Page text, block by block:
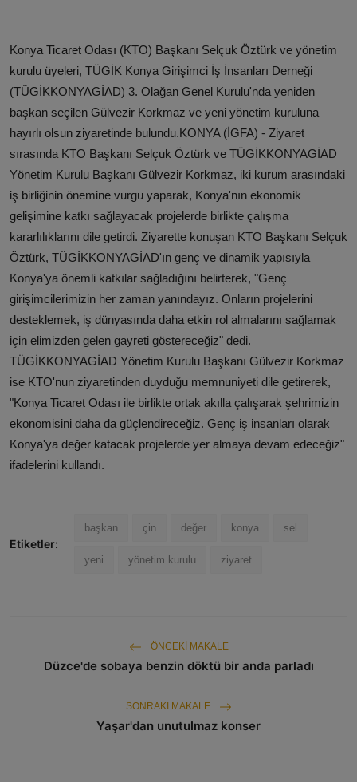
Konya Ticaret Odası (KTO) Başkanı Selçuk Öztürk ve yönetim
kurulu üyeleri, TÜGİK Konya Girişimci İş İnsanları Derneği
(TÜGİKKONYAGİAD) 3. Olağan Genel Kurulu'nda yeniden
başkan seçilen Gülvezir Korkmaz ve yeni yönetim kuruluna
hayırlı olsun ziyaretinde bulundu.KONYA (İGFA) - Ziyaret
sırasında KTO Başkanı Selçuk Öztürk ve TÜGİKKONYAGİAD
Yönetim Kurulu Başkanı Gülvezir Korkmaz, iki kurum arasındaki
iş birliğinin önemine vurgu yaparak, Konya'nın ekonomik
gelişimine katkı sağlayacak projelerde birlikte çalışma
kararlılıklarını dile getirdi. Ziyarette konuşan KTO Başkanı Selçuk
Öztürk, TÜGİKKONYAGİAD'ın genç ve dinamik yapısıyla
Konya'ya önemli katkılar sağladığını belirterek, "Genç
girişimcilerimizin her zaman yanındayız. Onların projelerini
desteklemek, iş dünyasında daha etkin rol almalarını sağlamak
için elimizden gelen gayreti göstereceğiz" dedi.
TÜGİKKONYAGİAD Yönetim Kurulu Başkanı Gülvezir Korkmaz
ise KTO'nun ziyaretinden duyduğu memnuniyeti dile getirerek,
"Konya Ticaret Odası ile birlikte ortak akılla çalışarak şehrimizin
ekonomisini daha da güçlendireceğiz. Genç iş insanları olarak
Konya'ya değer katacak projelerde yer almaya devam edeceğiz"
ifadelerini kullandı.
Etiketler:
başkan çin değer konya sel
yeni yönetim kurulu ziyaret
ÖNCEKI MAKALE
Düzce'de sobaya benzin döktü bir anda parladı
SONRAKI MAKALE
Yaşar'dan unutulmaz konser